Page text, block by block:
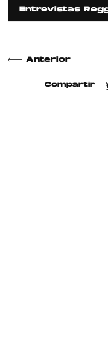
Entrevistas
Anterior
Compartir